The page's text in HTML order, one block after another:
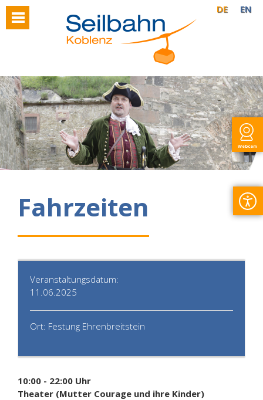
Webcam
DE EN
Fahrzeiten
Veranstaltungsdatum:
11.06.2025
Ort: Festung Ehrenbreitstein
10:00 - 22:00 Uhr
Theater (Mutter Courage und ihre Kinder)